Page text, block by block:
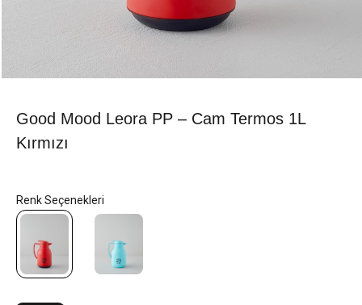
Good Mood Leora PP – Cam Termos 1L
Kırmızı